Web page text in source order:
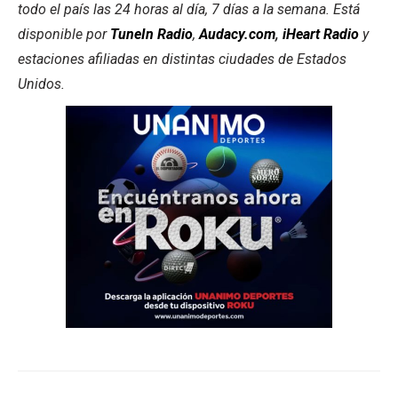
todo el país las 24 horas al día, 7 días a la semana. Está
disponible por TuneIn Radio,Audacy.com, iHeart Radio y
estaciones afiliadas en distintas ciudades de Estados
Unidos.